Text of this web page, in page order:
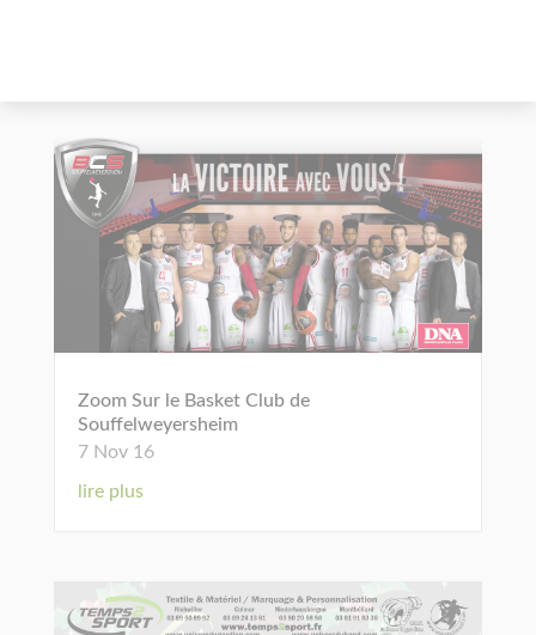
Zoom Sur le Basket Club de
Souffelweyersheim
7 Nov 16
lire plus